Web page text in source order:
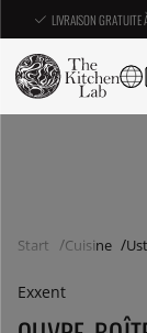
LIVRAISON
Start Cuisine
Exxent